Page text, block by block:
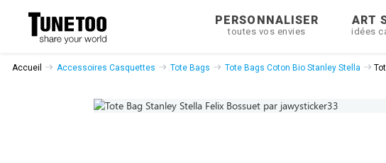
PERSONNALISER
toutes vos envies
ART
idées
Accueil Accessoires Casquettes Tote Bags Tote Bags Coton Bio Stanley Stella